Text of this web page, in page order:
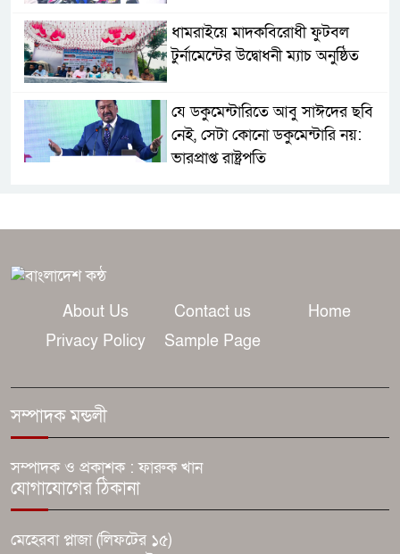
ধামরাইয়ে মাদকবিরোধী ফুটবল
টুর্নামেন্টের উদ্বোধনী ম্যাচ অনুষ্ঠিত
যে ডকুমেন্টারিতে আবু সাঈদের ছবি
নেই, সেটা কোনো ডকুমেন্টারি নয়:
ভারপ্রাপ্ত রাষ্ট্রপতি
ওএলইডি মনিটর আনলো গিগাবাইট
নতুন সি-সিরিজ স্মার্টফোন নিয়ে
আসছে রিয়েলমি
মাদকে জড়িত পুলিশ সদস্যদের
About Us Contact us
Home
Privacy Policy
Sample Page
সম্পাদক মন্ডলী
সম্পাদক ও প্রকাশক : ফারুক খান
যোগাযোগের ঠিকানা
মেহেরবা প্লাজা (লিফটের ১৫)